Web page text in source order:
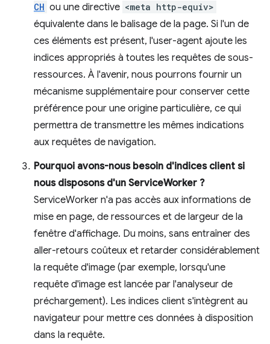
CH ou une directive <meta http-equiv>
équivalente dans le balisage de la page. Si l'un de
ces éléments est présent, l'user-agent ajoute les
indices appropriés à toutes les requêtes de sous-
ressources. À l'avenir, nous pourrons fournir un
mécanisme supplémentaire pour conserver cette
préférence pour une origine particulière, ce qui
permettra de transmettre les mêmes indications
aux requêtes de navigation.
Pourquoi avons-nous besoin d'indices client si
nous disposons d'un ServiceWorker ?
ServiceWorker n'a pas accès aux informations de
mise en page, de ressources et de largeur de la
fenêtre d'affichage. Du moins, sans entraîner des
aller-retours coûteux et retarder considérablement
la requête d'image (par exemple, lorsqu'une
requête d'image est lancée par l'analyseur de
préchargement). Les indices client s'intègrent au
navigateur pour mettre ces données à disposition
dans la requête.